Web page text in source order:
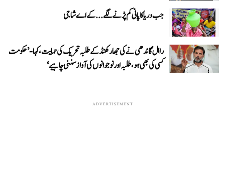
جب دریا کا پانی کم پڑنے لگے...کے اے شاجی
راہل گاندھی نے کی جھارکھنڈ کے طلبہ تحریک کی حمایت، کہا- ’حکومت
کسی کی بھی ہو، طلبہ اور نوجوانوں کی آواز سننی چاہیے‘
ADVERTISEMENT